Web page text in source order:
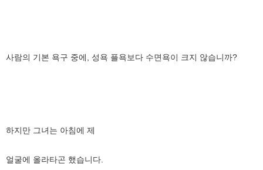
사람의 기본 욕구 중에, 성욕 플욕보다 수면욕이 크지 않습니까?
하지만 그녀는 아침에 제
얼굴에 올라타곤 했습니다.